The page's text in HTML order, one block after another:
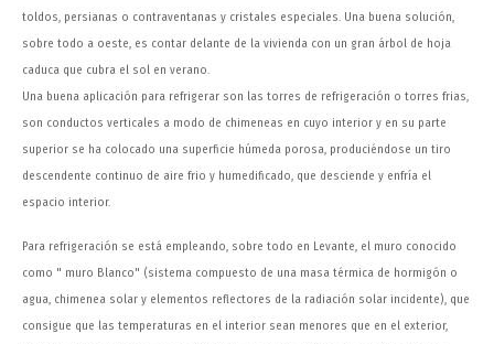
toldos, persianas o contraventanas y cristales especiales. Una buena solución,
sobre todo a oeste, es contar delante de la vivienda con un gran árbol de hoja
caduca que cubra el sol en verano.
Una buena aplicación para refrigerar son las torres de refrigeración o torres frias,
son conductos verticales a modo de chimeneas en cuyo interior y en su parte
superior se ha colocado una superficie húmeda porosa, produciéndose un tiro
descendente continuo de aire frio y humedificado, que desciende y enfría el
espacio interior.
Para refrigeración se está empleando, sobre todo en Levante, el muro conocido
como " muro Blanco" (sistema compuesto de una masa térmica de hormigón o
agua, chimenea solar y elementos reflectores de la radiación solar incidente), que
consigue que las temperaturas en el interior sean menores que en el exterior,